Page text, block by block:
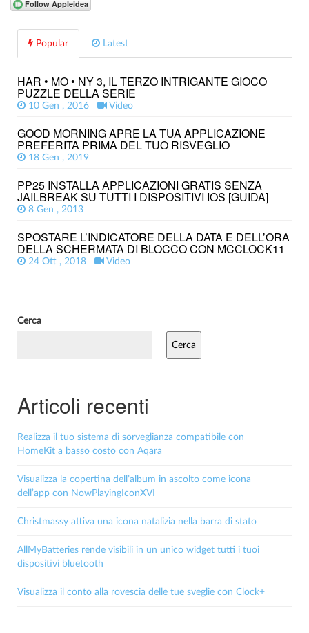
Popular Latest
HAR • MO • NY 3, IL TERZO INTRIGANTE GIOCO
PUZZLE DELLA SERIE
10 Gen , 2016 Video
GOOD MORNING APRE LA TUA APPLICAZIONE
PREFERITA PRIMA DEL TUO RISVEGLIO
18 Gen , 2019
PP25 INSTALLA APPLICAZIONI GRATIS SENZA
JAILBREAK SU TUTTI I DISPOSITIVI IOS [GUIDA]
8 Gen , 2013
SPOSTARE L’INDICATORE DELLA DATA E DELL’ORA
DELLA SCHERMATA DI BLOCCO CON MCCLOCK11
24 Ott , 2018 Video
Cerca
Cerca
Articoli recenti
Realizza il tuo sistema di sorveglianza compatibile con
HomeKit a basso costo con Aqara
Visualizza la copertina dell’album in ascolto come icona
dell’app con NowPlayingIconXVI
Christmassy attiva una icona natalizia nella barra di stato
AllMyBatteries rende visibili in un unico widget tutti i tuoi
dispositivi bluetooth
Visualizza il conto alla rovescia delle tue sveglie con Clock+